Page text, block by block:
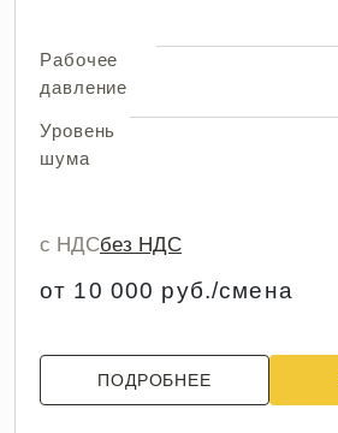
Рабочее
давление
Уровень
шума
с НДСбез НДС
от 10 000 руб./смена
ПОДРОБНЕЕ